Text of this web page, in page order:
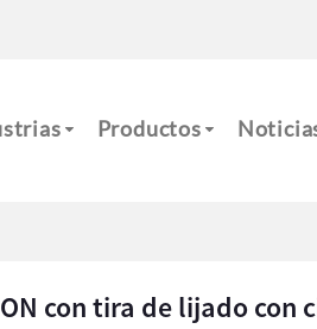
Productos
con tira de lijado con